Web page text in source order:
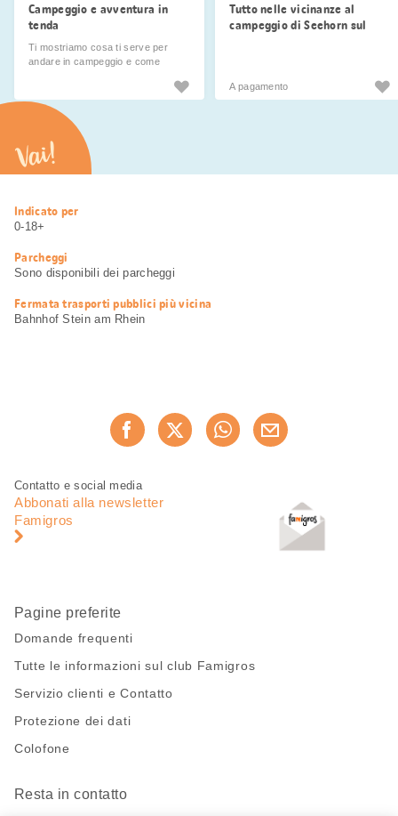
Campeggio e avventura in
tenda
Ti mostriamo cosa ti serve per
andare in campeggio e come
Tutto nelle vicinanze al
campeggio di Seehorn sul
A pagamento
Vai!
Informazioni
utili
Indicato per
0-18+
Parcheggi
Sono disponibili dei parcheggi
Fermata trasporti pubblici più vicina
Bahnhof Stein am Rhein
Consiglia ora
Piè
pagina
Navigazione
pagina
Contatto e social media
Abbonati alla newsletter
Famigros
Pagine preferite
Domande frequenti
Tutte le informazioni sul club Famigros
Servizio clienti e Contatto
Protezione dei dati
Colofone
Resta in contatto